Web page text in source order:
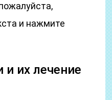
и нажмите
и их лечение